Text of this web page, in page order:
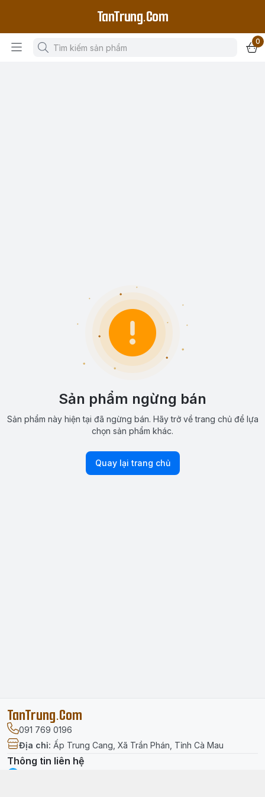
TanTrung.Com
0
Sản phẩm ngừng bán
Sản phẩm này hiện tại đã ngừng bán. Hãy trở về trang chủ để lựa
chọn sản phẩm khác.
Quay lại trang chủ
TanTrung.Com
091 769 0196
Địa chỉ: Ấp Trung Cang, Xã Trần Phán, Tỉnh Cà Mau
Thông tin liên hệ